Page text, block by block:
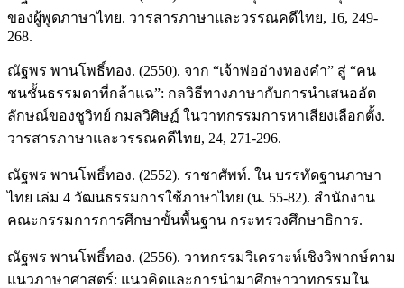
ของผู้พูดภาษาไทย. วารสารภาษาและวรรณคดีไทย, 16, 249-
268.
ณัฐพร พานโพธิ์ทอง. (2550). จาก “เจ้าพ่ออ่างทองคำ” สู่ “คน
ชนชั้นธรรมดาที่กล้าแฉ”: กลวิธีทางภาษากับการนำเสนออัต
ลักษณ์ของชูวิทย์ กมลวิศิษฏ์ ในวาทกรรมการหาเสียงเลือกตั้ง.
วารสารภาษาและวรรณคดีไทย, 24, 271-296.
ณัฐพร พานโพธิ์ทอง. (2552). ราชาศัพท์. ใน บรรทัดฐานภาษา
ไทย เล่ม 4 วัฒนธรรมการใช้ภาษาไทย (น. 55-82). สำนักงาน
คณะกรรมการการศึกษาขั้นพื้นฐาน กระทรวงศึกษาธิการ.
ณัฐพร พานโพธิ์ทอง. (2556). วาทกรรมวิเคราะห์เชิงวิพากษ์ตาม
แนวภาษาศาสตร์: แนวคิดและการนำมาศึกษาวาทกรรมใน